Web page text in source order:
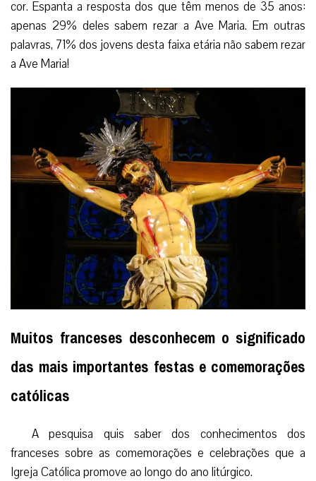
cor. Espanta a resposta dos que têm menos de 35 anos:
apenas 29% deles sabem rezar a Ave Maria. Em outras
palavras, 71% dos jovens desta faixa etária não sabem rezar
a Ave Maria!
Muitos franceses desconhecem o significado
das mais importantes festas e comemorações
católicas
A pesquisa quis saber dos conhecimentos dos
franceses sobre as comemorações e celebrações que a
Igreja Católica promove ao longo do ano litúrgico.